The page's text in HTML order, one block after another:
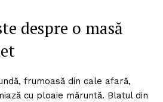
despre o masă
frumoasă din cale afară,
cu ploaie măruntă. Blatul din